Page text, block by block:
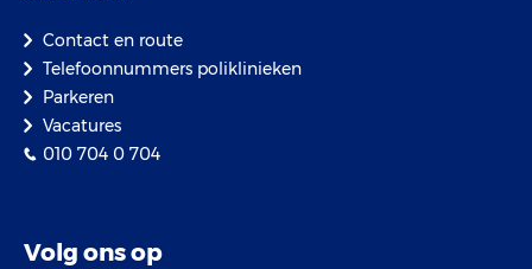
Contact en route
Telefoonnummers poliklinieken
Parkeren
Vacatures
010 704 0 704
Volg ons op